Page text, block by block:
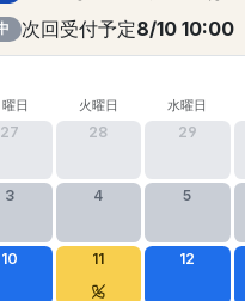
次回受付予定8/10 10:00
曜日 火曜日 水曜日
27 28 29
3 4 5
10 11 12